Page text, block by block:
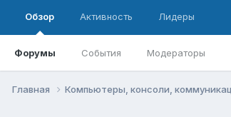
Обзор
Форумы События Модераторы
Активность Лидеры
Главная Компьютеры, консоли,